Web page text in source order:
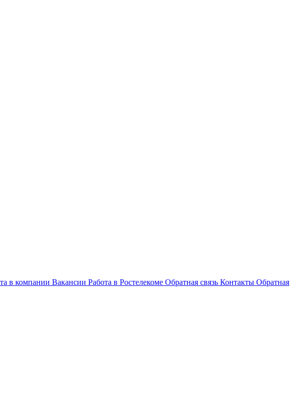
в компании Вакансии Работа в Ростелекоме Обратная связь Контакты Обратная